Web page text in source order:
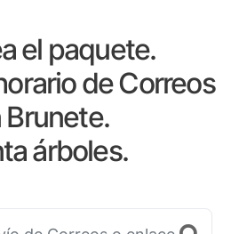
el paquete.
de Correos
Brunete.
árboles.